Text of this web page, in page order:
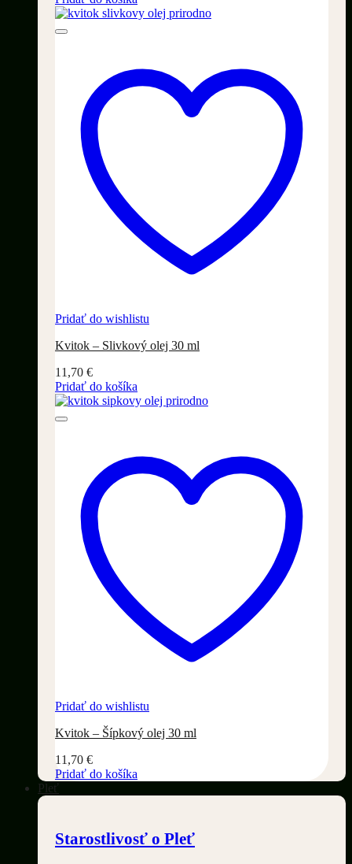
Pridať do wishlistu
Kvitok – Slivkový olej 30 ml
11,70 €
Pridať do košíka
Pridať do wishlistu
Kvitok – Šípkový olej 30 ml
11,70 €
Pridať do košíka
Pleť
Starostlivosť o Pleť